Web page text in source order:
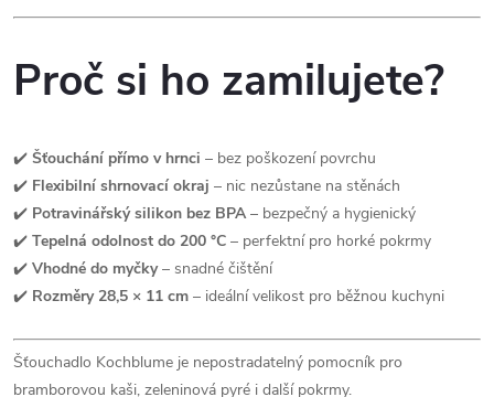
Proč si ho zamilujete?
✔️ Šťouchání přímo v hrnci – bez poškození povrchu
✔️ Flexibilní shrnovací okraj – nic nezůstane na stěnách
✔️ Potravinářský silikon bez BPA– bezpečný a hygienický
✔️ Tepelná odolnost do 200 °C – perfektní pro horké pokrmy
✔️ Vhodné do myčky– snadné čištění
✔️ Rozměry 28,5 × 11 cm – ideální velikost pro běžnou kuchyni
Šťouchadlo Kochblume je nepostradatelný pomocník pro
bramborovou kaši, zeleninová pyré i další pokrmy.